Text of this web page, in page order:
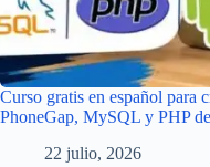
Curso gratis en español para
PhoneGap, MySQL y PHP
22 julio, 2026